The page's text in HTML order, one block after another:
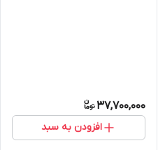
37,700,000
افزودن به سبد